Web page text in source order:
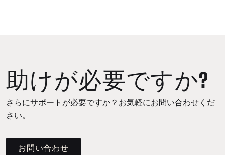
助けが必要ですか?
さらにサポートが必要ですか？お気軽にお問い合わせくだ
さい。
お問い合わせ